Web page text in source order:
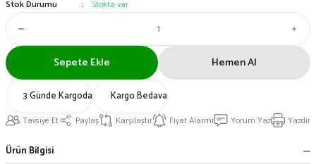
Stok Durumu
Stokta var
Sepete Ekle Hemen Al
3 Günde Kargoda Kargo Bedava
Tavsiye Et Paylaş Karşılaştır Fiyat Alarmı Yorum Yaz Yazdır
Ürün Bilgisi